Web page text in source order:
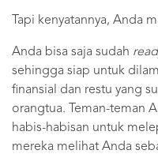
Tapi kenyatannya, Anda
Anda bisa saja sudah
sehingga siap untuk
finansial dan restu yang
orangtua. Teman-teman
habis-habisan untuk
mereka melihat Anda